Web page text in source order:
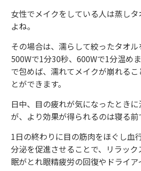
女性でメイクをしている人は蒸し
よね。
その場合は、濡らして絞ったタオ
500Wで1分30秒、600Wで1分温め
で包めば、濡れてメイクが崩れる
とができます。
日中、目の疲れが気になったとき
が、より効果が得られるのは寝る前
1日の終わりに目の筋肉をほぐし血
分泌を促進させることで、リラッ
眠がとれ眼精疲労の回復やドライ